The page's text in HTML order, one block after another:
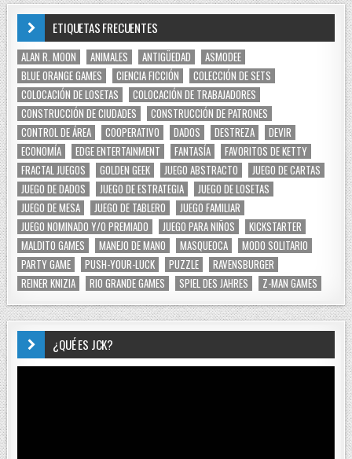
ETIQUETAS FRECUENTES
ALAN R. MOON ANIMALES ANTIGÜEDAD
ASMODEE
BLUE ORANGE GAMES
CIENCIA FICCIÓN
COLECCIÓN DE SETS
COLOCACIÓN DE LOSETAS
COLOCACIÓN DE TRABAJADORES
CONSTRUCCIÓN DE CIUDADES
CONSTRUCCIÓN DE PATRONES
CONTROL DE ÁREA
COOPERATIVO DADOS DESTREZA
DEVIR
ECONOMÍA
EDGE ENTERTAINMENT FANTASÍA
FAVORITOS DE KETTY
FRACTAL JUEGOS
GOLDEN GEEK JUEGO ABSTRACTO
JUEGO DE CARTAS
JUEGO DE DADOS
JUEGO DE ESTRATEGIA
JUEGO DE LOSETAS
JUEGO DE MESA
JUEGO DE TABLERO
JUEGO FAMILIAR
JUEGO NOMINADO Y/O PREMIADO
JUEGO PARA NIÑOS
KICKSTARTER
MALDITO GAMES
MANEJO DE MANO MASQUEOCA
MODO SOLITARIO
PARTY GAME
PUSH-YOUR-LUCK PUZZLE
RAVENSBURGER
REINER KNIZIA
RIO GRANDE GAMES SPIEL DES JAHRES Z-MAN GAMES
¿QUÉ ES JCK?